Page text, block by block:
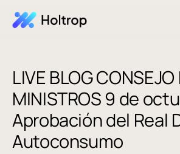
LIVE BLOG CONSEJO
MINISTROS 9 de
Aprobación del Real
Autoconsumo